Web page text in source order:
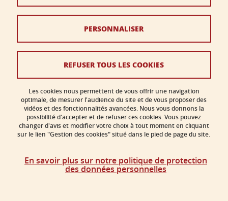
Crédits
Données personnelles
Politique des cookies
Gestion des cookies
Accessibilité : non conforme
Les cookies nous permettent de vous offrir une navigation
optimale, de mesurer l'audience du site et de vous proposer des
vidéos et des fonctionnalités avancées. Nous vous donnons la
possibilité d'accepter et de refuser ces cookies. Vous pouvez
changer d'avis et modifier votre choix à tout moment en cliquant
sur le lien "Gestion des cookies" situé dans le pied de page du site.
En savoir plus sur notre politique de protection
des données personnelles
REFUSER TOUS LES COOKIES
PERSONNALISER